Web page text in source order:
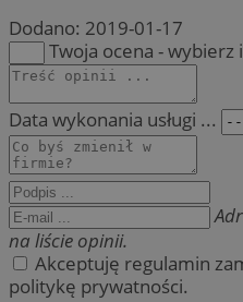
Dodano: 2019-01-17
Twoja ocena - wybierz
Data wykonania usługi ...
na liście opinii.
Akceptuję regulamin
politykę prywatności.